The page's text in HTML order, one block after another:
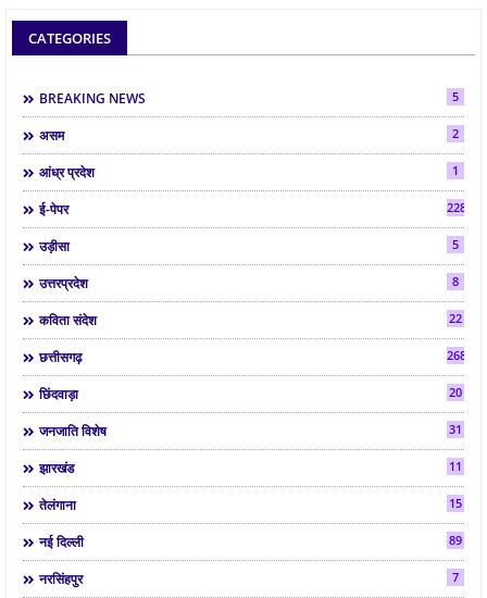
CATEGORIES
BREAKING NEWS 5
असम 2
आंध्र प्रदेश 1
ई-पेपर 2286
उड़ीसा 5
उत्तरप्रदेश 8
कविता संदेश 22
छत्तीसगढ़ 268
छिंदवाड़ा 20
जनजाति विशेष 31
झारखंड 11
तेलंगाना 15
नई दिल्ली 89
नरसिंहपुर 7